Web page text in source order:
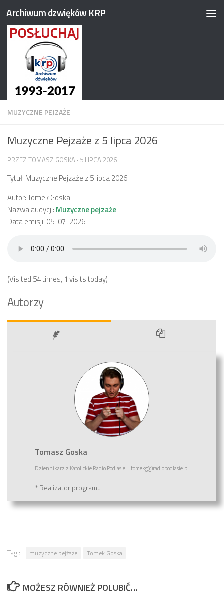
Przejdź do treści
Archiwum dzwięków KRP
MUZYCZNE PEJZAŻE
Muzyczne Pejzaże z 5 lipca 2026
PRZEZ TOMASZ GOSKA · 5 LIPCA 2026
Tytuł: Muzyczne Pejzaże z 5 lipca 2026
Autor: Tomek Goska
Nazwa audycji: Muzyczne pejzaże
Data emisji: 05-07-2026
(Visited 54 times, 1 visits today)
Autorzy
Tomasz Goska
Dziennikarz z Katolickie Radio Podlasie | tomekg@radiopodlasie.pl
* Realizator programu
Tagi: muzyczne pejżaże Tomek Goska
MOŻESZ RÓWNIEŻ POLUBIĆ…